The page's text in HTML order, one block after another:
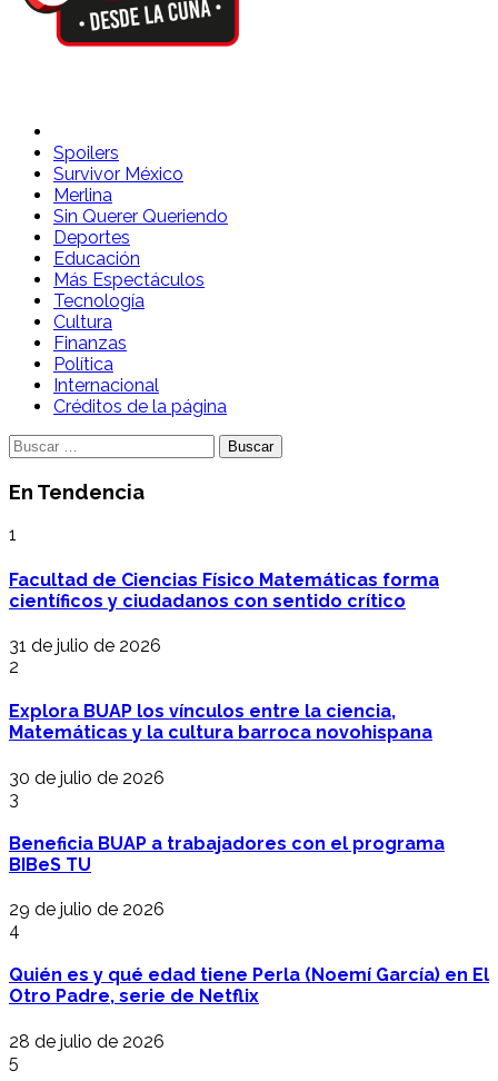
Spoilers Desde la Cuna
Sitio con información sobre series, película, reality shows y
telenovelas
Spoilers
Survivor México
Merlina
Sin Querer Queriendo
Deportes
Educación
Más Espectáculos
Tecnología
Cultura
Finanzas
Política
Internacional
Créditos de la página
Buscar:
En Tendencia
1
Facultad de Ciencias Físico Matemáticas forma
científicos y ciudadanos con sentido crítico
31 de julio de 2026
2
Explora BUAP los vínculos entre la ciencia,
Matemáticas y la cultura barroca novohispana
30 de julio de 2026
3
Beneficia BUAP a trabajadores con el programa
BIBeS TU
29 de julio de 2026
4
Quién es y qué edad tiene Perla (Noemí García) en El
Otro Padre, serie de Netflix
28 de julio de 2026
5